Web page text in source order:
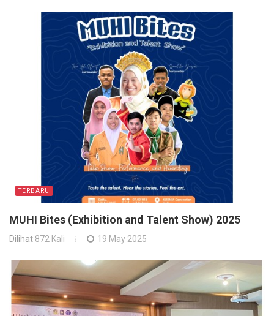
TERBARU
MUHI Bites (Exhibition and Talent Show) 2025
Dilihat 872 Kali 19 May 2025